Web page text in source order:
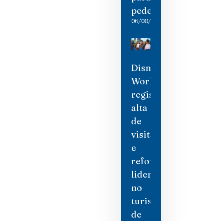
pedestres
06/08/2026
Disney
World
registra
alta
de
visitantes
e
reforça
liderança
no
turismo
de